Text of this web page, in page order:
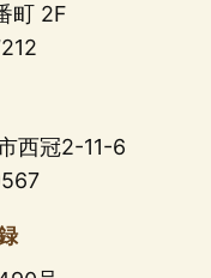
町 2F
西冠2-11-6